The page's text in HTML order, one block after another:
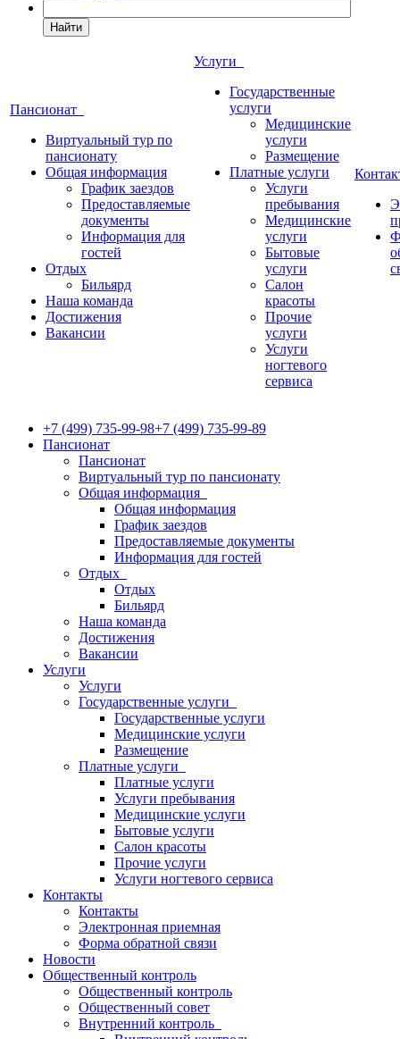
Найти
Пансионат
Виртуальный тур по
пансионату
Общая информация
График заездов
Предоставляемые
документы
Информация для
гостей
Отдых
Бильярд
Наша команда
Достижения
Вакансии
Услуги
Государственные
услуги
Медицинские
услуги
Размещение
Платные услуги
Услуги
пребывания
Медицинские
услуги
Бытовые
услуги
Салон
красоты
Прочие
услуги
Услуги
ногтевого
сервиса
+7 (499) 735-99-98+7 (499) 735-99-89
Пансионат
Пансионат
Виртуальный тур по пансионату
Общая информация
Общая информация
График заездов
Предоставляемые документы
Информация для гостей
Отдых
Отдых
Бильярд
Наша команда
Достижения
Вакансии
Услуги
Услуги
Государственные услуги
Государственные услуги
Медицинские услуги
Размещение
Платные услуги
Платные услуги
Услуги пребывания
Медицинские услуги
Бытовые услуги
Салон красоты
Прочие услуги
Услуги ногтевого сервиса
Контакты
Контакты
Электронная приемная
Форма обратной связи
Новости
Общественный контроль
Общественный контроль
Общественный совет
Внутренний контроль